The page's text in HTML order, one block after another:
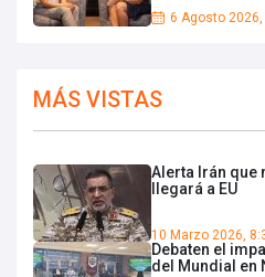
6 Agosto 2026,
MÁS VISTAS
Alerta Irán que
llegará a EU
10 Marzo 2026,
Debaten el
del Mundial en